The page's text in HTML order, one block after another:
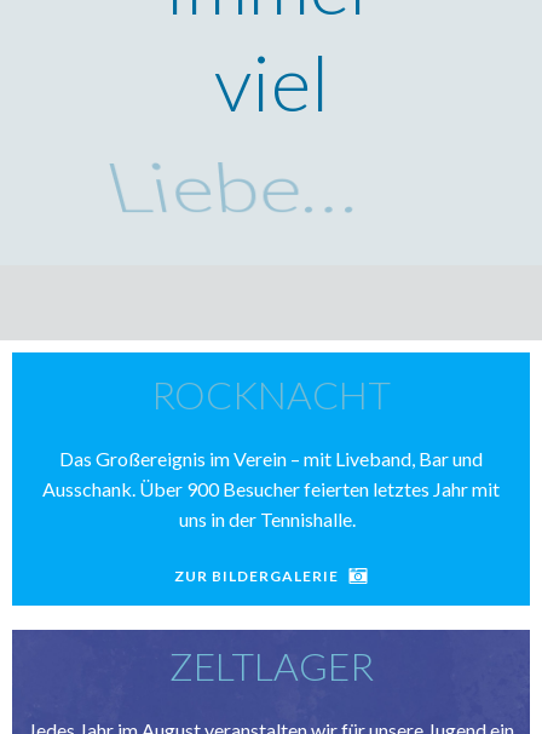
viel
Liebe…
ROCKNACHT
Das Großereignis im Verein – mit Liveband, Bar und
Ausschank. Über 900 Besucher feierten letztes Jahr mit
uns in der Tennishalle.
ZUR BILDERGALERIE
ZELTLAGER